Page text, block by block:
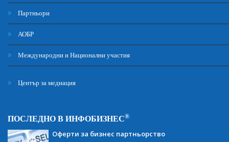
Партньори
АОБР
Международни и Национални участия
Център за медиация
ПОСЛЕДНО В ИНФОБИЗНЕС®
Оферти за бизнес партньорство